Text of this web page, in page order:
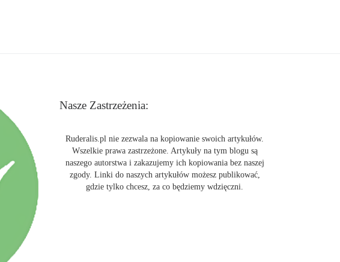
Nasze Zastrzeżenia:
Ruderalis.pl nie zezwala na kopiowanie swoich artykułów.
Wszelkie prawa zastrzeżone. Artykuły na tym blogu są
naszego autorstwa i zakazujemy ich kopiowania bez naszej
zgody. Linki do naszych artykułów możesz publikować,
gdzie tylko chcesz, za co będziemy wdzięczni.